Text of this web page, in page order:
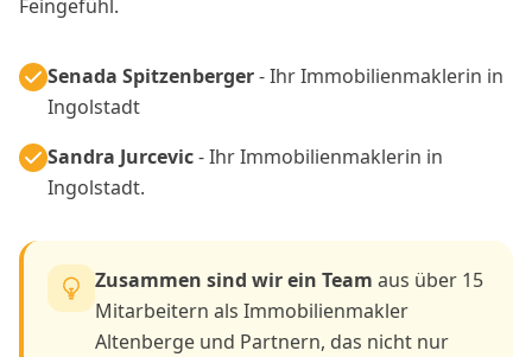
Feingefühl.
Senada Spitzenberger- Ihr Immobilienmaklerin in
Ingolstadt
Sandra Jurcevic- Ihr Immobilienmaklerin in
Ingolstadt.
Zusammen sind wir ein Team aus über 15
Mitarbeitern als Immobilienmakler
Altenberge und Partnern, das nicht nur